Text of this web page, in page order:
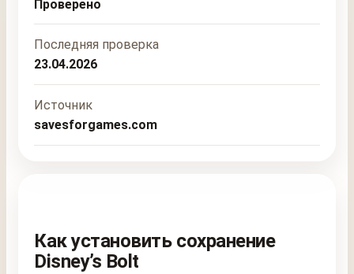
Проверено
Последняя проверка
23.04.2026
Источник
savesforgames.com
Как установить сохранение
Disney’s Bolt